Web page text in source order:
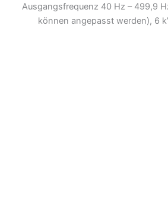
Ausgangsfrequenz 40 Hz – 499,9
können angepasst werden), 6